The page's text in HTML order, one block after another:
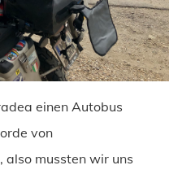
einen Autobus
von
also mussten wir uns